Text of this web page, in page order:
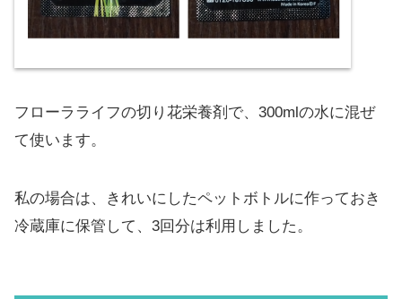
フローラライフの切り花栄養剤で、300mlの水に混ぜ
て使います。
私の場合は、きれいにしたペットボトルに作っておき
冷蔵庫に保管して、3回分は利用しました。